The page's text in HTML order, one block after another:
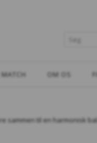
MATCH OM OS
til en harmonisk